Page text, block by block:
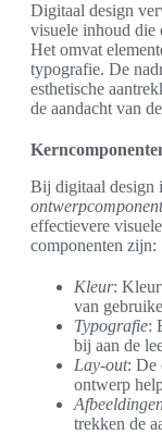
Digitaal design
visuele inhoud die
Het omvat
typografie. De
esthetische
de aandacht van
Bij digitaal design
effectievere
componenten zijn:
Kleur:
van
Typografie:
bij aan de
Lay-out: De
ontwerp
trekken de